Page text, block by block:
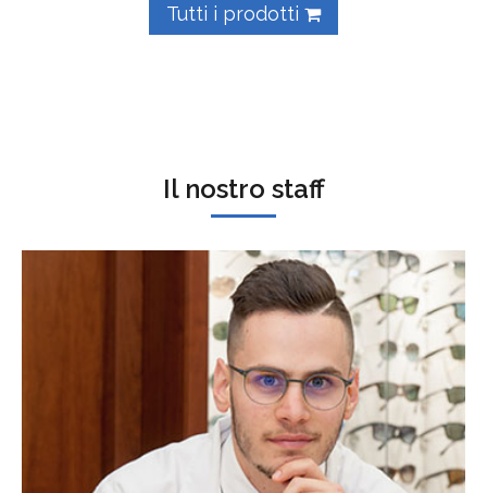
Tutti i prodotti
Il nostro staff